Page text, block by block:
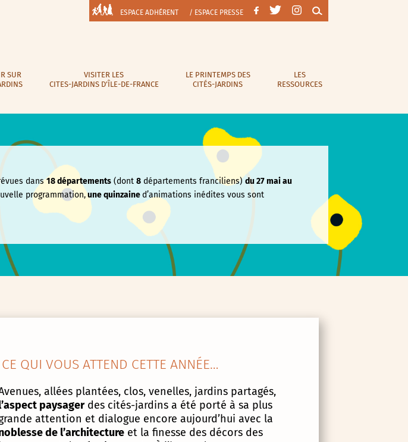
ESPACE ADHÉRENT / ESPACE PRESSE
SUR
VISITER LES
CITES-JARDINS D’ÎLE-DE-FRANCE
LE PRINTEMPS DES
CITÉS-JARDINS
LES
RESSOURCES
dans18 départements (dont8 départements franciliens)du 27 mai au
programmation,une quinzaine d’animations inédites vous sont
CE QUI VOUS ATTEND CETTE ANNÉE…
allées plantées, clos, venelles, jardins partagés,
paysagerdes cités-jardins a été porté à sa plus
attention et dialogue encore aujourd’hui avec la
de l’architectureet la finesse des décors des